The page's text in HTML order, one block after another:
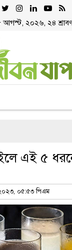
আগস্ট, ২০২৬, ২৪
এই ৫
০৫:৫৩ পিএম